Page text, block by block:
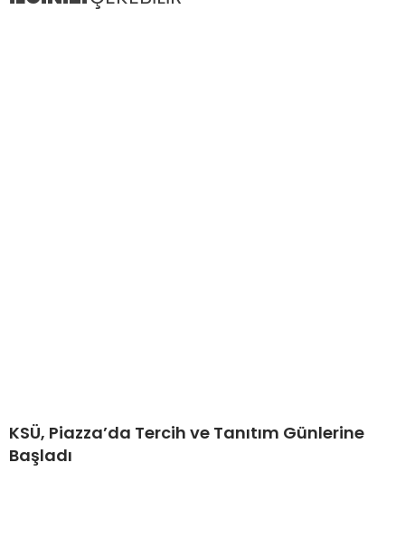
KSÜ, Piazza’da Tercih ve Tanıtım Günlerine
Başladı